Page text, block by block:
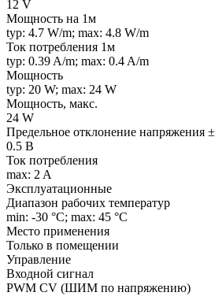
12 V
Мощность на 1м
typ: 4.7 W/m; max: 4.8 W/m
Ток потребления 1м
typ: 0.39 A/m; max: 0.4 A/m
Мощность
typ: 20 W; max: 24 W
Мощность, макс.
24 W
Предельное отклонение напряжения ±
0.5 В
Ток потребления
max: 2 A
Эксплуатационные
Диапазон рабочих температур
min: -30 °C; max: 45 °C
Место применения
Только в помещении
Управление
Входной сигнал
PWM СV (ШИМ по напряжению)